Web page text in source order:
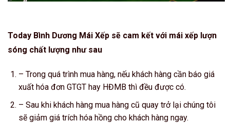
Today Bình Dương Mái Xếp sẽ cam kết với mái xếp lượn
sóng chất lượng như sau
– Trong quá trình mua hàng, nếu khách hàng cần báo giá
xuất hóa đơn GTGT hay HĐMB thì đều được có.
– Sau khi khách hàng mua hàng cũ quay trở lại chúng tôi
sẽ giảm giá trích hóa hồng cho khách hàng ngay.